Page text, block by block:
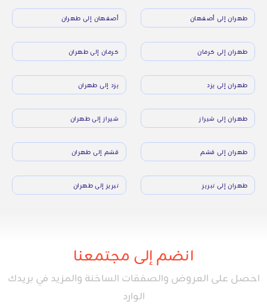
طهران إلى أصفهان أصفهان إلى طهران
طهران إلى كرمان كرمان إلى طهران
طهران إلى يزد يزد إلى طهران
طهران إلى شيراز شيراز إلى طهران
طهران إلى قشم قشم إلى طهران
طهران إلى تبريز تبريز إلى طهران
انضم إلى مجتمعنا
احصل على العروض والصفقات الساخنة والمزيد في بريدك
الوارد